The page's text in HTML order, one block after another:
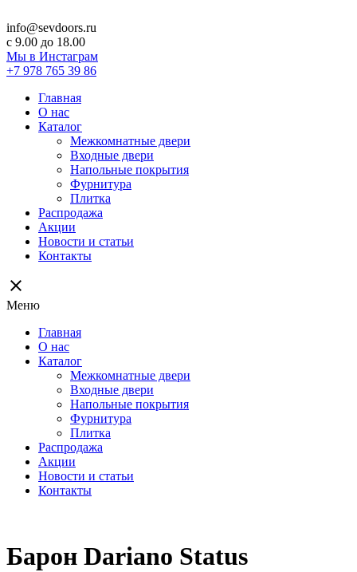
info@sevdoors.ru
c 9.00 до 18.00
Мы в Инстаграм
+7 978 765 39 86
Главная
О нас
Каталог
Межкомнатные двери
Входные двери
Напольные покрытия
Фурнитура
Плитка
Распродажа
Акции
Новости и статьи
Контакты
close
Меню
Главная
О нас
Каталог
Межкомнатные двери
Входные двери
Напольные покрытия
Фурнитура
Плитка
Распродажа
Акции
Новости и статьи
Контакты
Барон Dariano Status